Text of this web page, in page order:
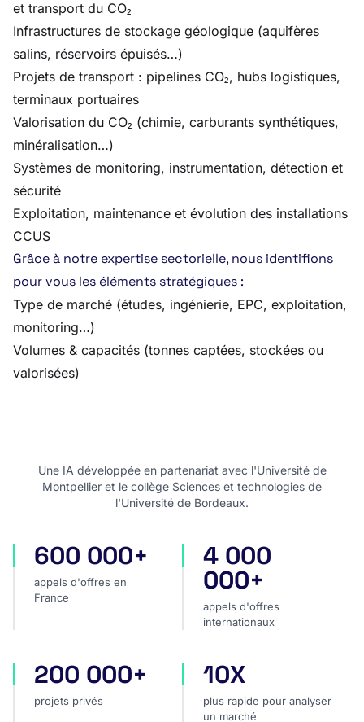
et transport du CO₂
Infrastructures de stockage géologique (aquifères
salins, réservoirs épuisés…)
Projets de transport : pipelines CO₂, hubs logistiques,
terminaux portuaires
Valorisation du CO₂ (chimie, carburants synthétiques,
minéralisation…)
Systèmes de monitoring, instrumentation, détection et
sécurité
Exploitation, maintenance et évolution des installations
CCUS
Grâce à notre expertise sectorielle, nous identifions
pour vous les éléments stratégiques :
Type de marché (études, ingénierie, EPC, exploitation,
monitoring…)
Volumes & capacités (tonnes captées, stockées ou
valorisées)
Une IA développée en partenariat avec l'Université de
Montpellier et le collège Sciences et technologies de
l'Université de Bordeaux.
appels d'offres en France
600 000+
appels d'offres en
France
appels d'offres
4 000
000+
appels d'offres
internationaux
projets privés
200 000+
projets privés
plus rapide pour analyser
10X
plus rapide pour analyser
un marché